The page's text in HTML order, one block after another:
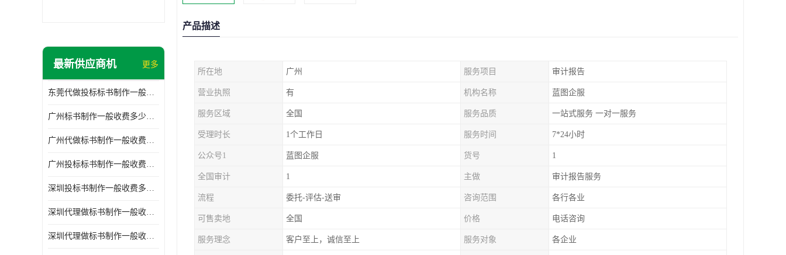
最新供应商机 更多
东莞代做投标标书制作一般收费多少钱 服务好
广州标书制作一般收费多少钱 周期快
广州代做标书制作一般收费多少钱 经验丰富
广州投标标书制作一般收费多少钱 一对一服务
深圳投标书制作一般收费多少钱 代写各类工程
深圳代理做标书制作一般收费多少钱 满足客户需求
深圳代理做标书制作一般收费多少钱 诚信合作
产品描述
所在地 广州 服务项目 审计报告
营业执照 有 机构名称 蓝图企服
服务区域 全国 服务品质 一站式服务 一对一服务
受理时长 1个工作日 服务时间 7*24小时
公众号1 蓝图企服 货号 1
全国审计 1 主做 审计报告服务
流程 委托-评估-送审 咨询范围 各行各业
可售卖地 全国 价格 电话咨询
服务理念 客户至上，诚信至上 服务对象 各企业